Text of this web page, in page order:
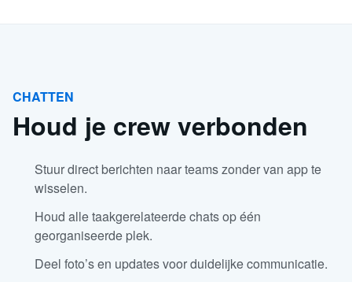
CHATTEN
Houd je crew verbonden
Stuur direct berichten naar teams zonder van app te
wisselen.
Houd alle taakgerelateerde chats op één
georganiseerde plek.
Deel foto’s en updates voor duidelijke communicatie.